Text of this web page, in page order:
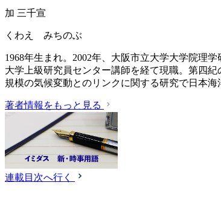
加 三千宣
くわえ みちのぶ
1968年生まれ。2002年、大阪市立大学大学院理
大学上級研究員センター講師を経て現職。第四
規模の気候変動とのリンクに関する研究で日本海
著者情報をもっと見る
連載目次へ行く